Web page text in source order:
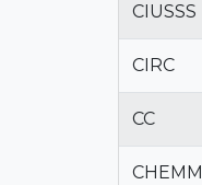
CIUSSS
CIRC
CC
CHEMM